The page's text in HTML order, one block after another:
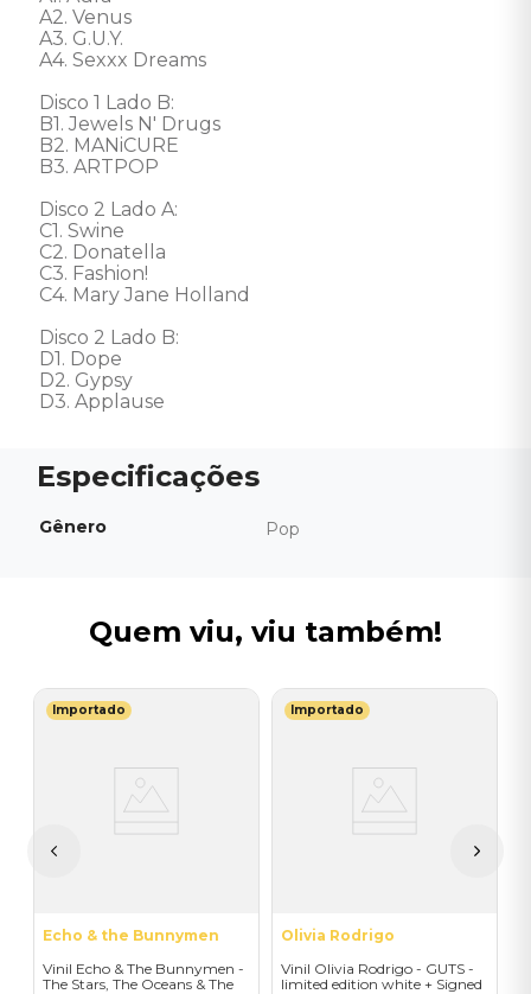
A2. Venus
A3. G.U.Y.
A4. Sexxx Dreams
Disco 1 Lado B:
B1. Jewels N' Drugs
B2. MANiCURE
B3. ARTPOP
Disco 2 Lado A:
C1. Swine
C2. Donatella
C3. Fashion!
C4. Mary Jane Holland
Disco 2 Lado B:
D1. Dope
D2. Gypsy
D3. Applause
Gênero Pop
Quem viu, viu também!
Importado
Echo & the Bunnymen
Vinil Echo & The Bunnymen -
The Stars, The Oceans & The
Importado
Olivia Rodrigo
Vinil Olivia Rodrigo - GUTS -
limited edition white + Signed